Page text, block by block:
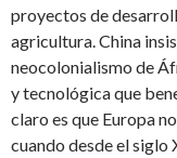
proyectos de
agricultura. China
neocolonialismo de
y tecnológica que
claro es que Europa
cuando desde el siglo